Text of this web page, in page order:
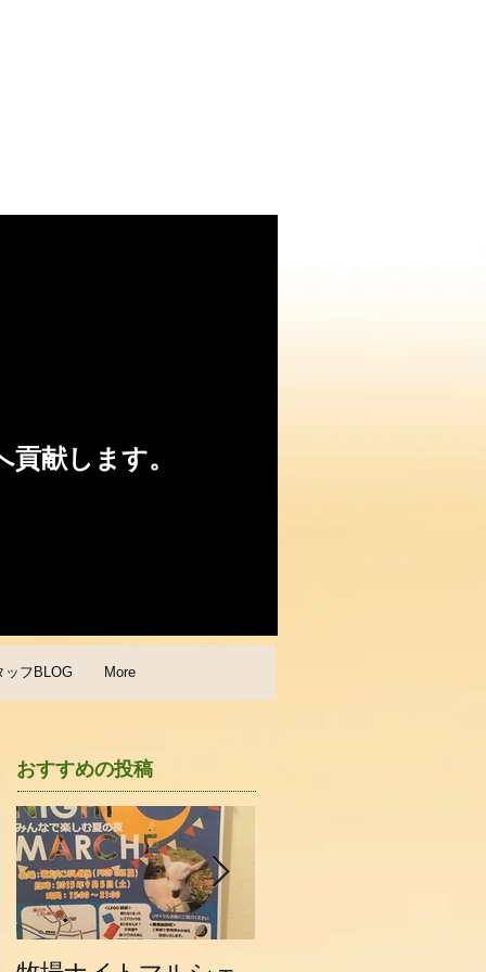
献します。
ッフBLOG More
おすすめの投稿